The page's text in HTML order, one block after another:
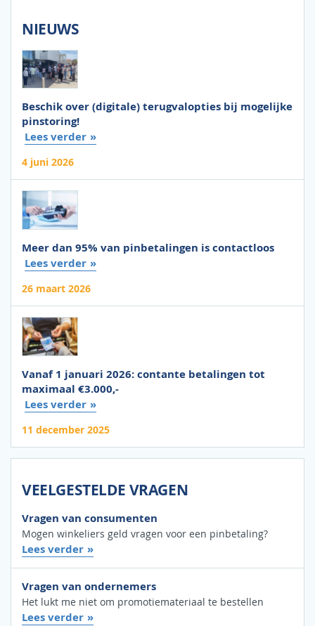
NIEUWS
Beschik over (digitale) terugvalopties bij mogelijke
pinstoring!
Lees verder
4 juni 2026
Meer dan 95% van pinbetalingen is contactloos
Lees verder
26 maart 2026
Vanaf 1 januari 2026: contante betalingen tot
maximaal €3.000,-
Lees verder
11 december 2025
VEELGESTELDE VRAGEN
Vragen van consumenten
Mogen winkeliers geld vragen voor een pinbetaling?
Lees verder
Vragen van ondernemers
Het lukt me niet om promotiemateriaal te bestellen
Lees verder